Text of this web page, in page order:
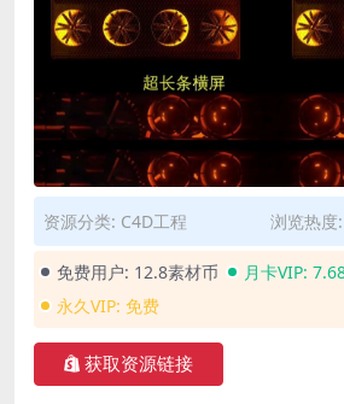
资源分类: C4D工程 浏览热度
免费用户: 12.8素材币 月卡VIP:
永久VIP: 免费
获取资源链接